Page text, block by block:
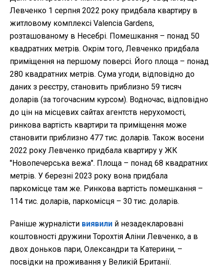
Левченко 1 серпня 2022 року придбала квартиру в
житловому комплексі Valencia Gardens,
розташованому в Несебрі. Помешкання – понад 50
квадратних метрів. Окрім того, Левченко придбала
приміщення на першому поверсі. Його площа – понад
280 квадратних метрів. Сума угоди, відповідно до
даних з реєстру, становить приблизно 59 тисяч
доларів (за тогочасним курсом). Водночас, відповідно
до цін на місцевих сайтах агентств нерухомості,
ринкова вартість квартири та приміщення може
становити приблизно 477 тис. доларів. Також восени
2022 року Левченко придбала квартиру у ЖК
"Новопечерська вежа". Площа – понад 68 квадратних
метрів. У березні 2023 року вона придбала
паркомісце там же. Ринкова вартість помешкання –
114 тис. доларів, паркомісця – 30 тис. доларів.
Раніше журналісти виявили й незадекларовані
коштовності дружини Торохтія Аліни Левченко, а в
двох доньков пари, Олександри та Катерини, –
посвідки на проживання у Великій Британії.